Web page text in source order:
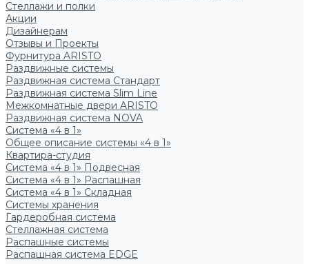
Стеллажи и полки
Акции
Дизайнерам
Отзывы и Проекты
Фурнитура ARISTO
Раздвижные системы
Раздвижная система Стандарт
Раздвижная система Slim Line
Межкомнатные двери ARISTO
Раздвижная система NOVA
Система «4 в 1»
Общее описание системы «4 в 1»
Квартира-студия
Система «4 в 1» Подвесная
Система «4 в 1» Распашная
Система «4 в 1» Складная
Системы хранения
Гардеробная система
Стеллажная система
Распашные системы
Распашная система EDGE